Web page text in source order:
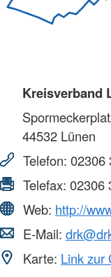
Kreisverband
44532 Lünen
Telefon: 02306
Telefax: 02306
Web: http://
E-Mail:
Karte: Link zur